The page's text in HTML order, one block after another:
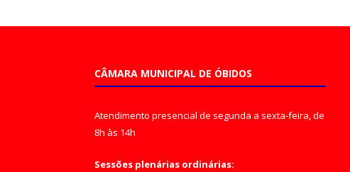
CÂMARA MUNICIPAL DE ÓBIDOS
Atendimento presencial de segunda a sexta-feira, de
8h às 14h
Sessões plenárias ordinárias: